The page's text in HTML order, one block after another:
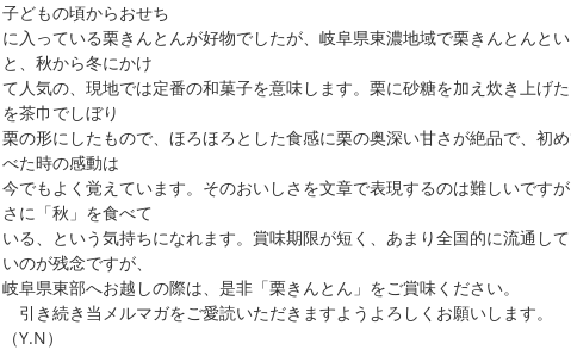
子どもの頃からおせち
に入っている栗きんとんが好物でしたが、岐阜県東濃地域で栗きんとんと
と、秋から冬にかけ
て人気の、現地では定番の和菓子を意味します。栗に砂糖を加え炊き上げ
を茶巾でしぼり
栗の形にしたもので、ほろほろとした食感に栗の奥深い甘さが絶品で、初
べた時の感動は
今でもよく覚えています。そのおいしさを文章で表現するのは難しいです
さに「秋」を食べて
いる、という気持ちになれます。賞味期限が短く、あまり全国的に流通し
いのが残念ですが、
岐阜県東部へお越しの際は、是非「栗きんとん」をご賞味ください。
引き続き当メルマガをご愛読いただきますようよろしくお願いします。
（Y.N）